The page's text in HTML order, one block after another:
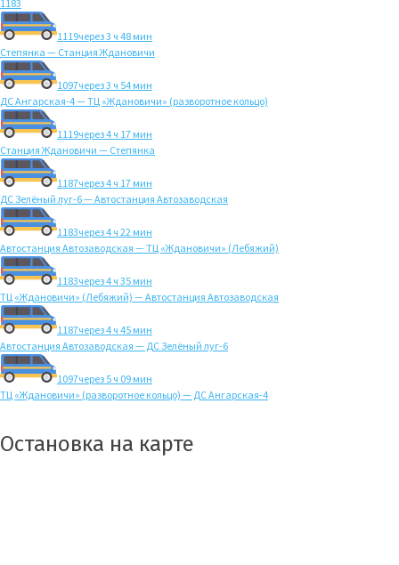
1183
1119через 3 ч 48 мин
Степянка — Станция Ждановичи
1097через 3 ч 54 мин
ДС Ангарская-4 — ТЦ «Ждановичи» (разворотное кольцо)
1119через 4 ч 17 мин
Станция Ждановичи — Степянка
1187через 4 ч 17 мин
ДС Зелёный луг-6 — Автостанция Автозаводская
1183через 4 ч 22 мин
Автостанция Автозаводская — ТЦ «Ждановичи» (Лебяжий)
1183через 4 ч 35 мин
ТЦ «Ждановичи» (Лебяжий) — Автостанция Автозаводская
1187через 4 ч 45 мин
Автостанция Автозаводская — ДС Зелёный луг-6
1097через 5 ч 09 мин
ТЦ «Ждановичи» (разворотное кольцо) — ДС Ангарская-4
Остановка на карте